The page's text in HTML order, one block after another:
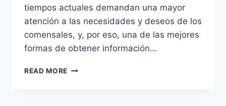
tiempos actuales demandan una mayor
atención a las necesidades y deseos de los
comensales, y, por eso, una de las mejores
formas de obtener información…
READ MORE ¿CÓMO